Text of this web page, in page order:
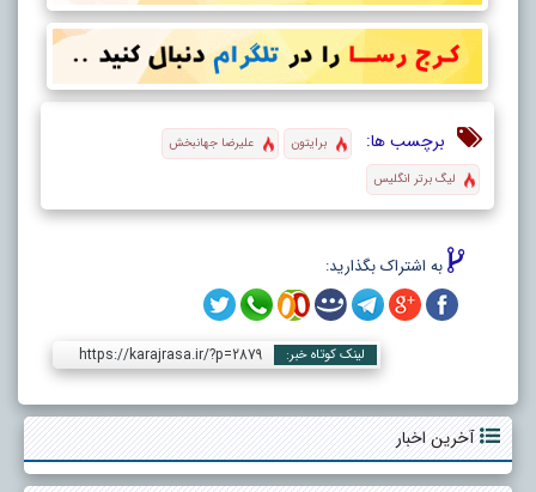
برچسب ها: برایتون
علیرضا جهانبخش
لیگ برتر انگلیس
به اشتراک بگذارید:
لینک کوتاه خبر: https://karajrasa.ir/?p=2879
آخرین اخبار